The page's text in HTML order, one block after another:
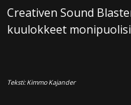
Creativen Sound
kuulokkeet
Teksti: Kimmo Kajander